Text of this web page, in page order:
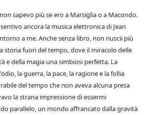
sapevo più se ero a Marsiglia o a Macondo.
ancora la musica elettronica di Jean
a me. Anche senza libro, non riuscii più
storia fuori del tempo, dove il miracolo delle
e della magia una simbiosi perfetta. La
la guerra, la pace, la ragione e la follia
del tempo che non aveva alcuna presa
la strana impressione di essermi
parallelo, un mondo affrancato dalla gravità